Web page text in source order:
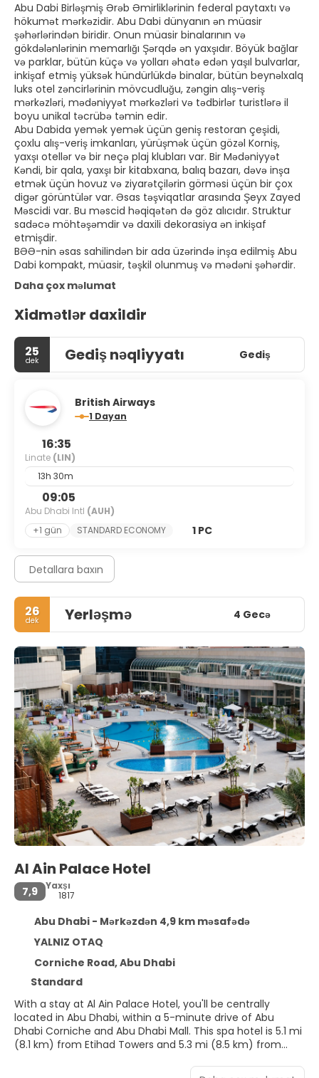
Abu Dabi Birləşmiş Ərəb Əmirliklərinin federal paytaxtı və
hökumət mərkəzidir. Abu Dabi dünyanın ən müasir
şəhərlərindən biridir. Onun müasir binalarının və
gökdələnlərinin memarlığı Şərqdə ən yaxşıdır. Böyük bağlar
və parklar, bütün küçə və yolları əhatə edən yaşıl bulvarlar,
inkişaf etmiş yüksək hündürlükdə binalar, bütün beynəlxalq
luks otel zəncirlərinin mövcudluğu, zəngin alış-veriş
mərkəzləri, mədəniyyət mərkəzləri və tədbirlər turistlərə il
boyu unikal təcrübə təmin edir.
Abu Dabida yemək yemək üçün geniş restoran çeşidi,
çoxlu alış-veriş imkanları, yürüşmək üçün gözəl Korniş,
yaxşı otellər və bir neçə plaj klubları var. Bir Mədəniyyət
Kəndi, bir qala, yaxşı bir kitabxana, balıq bazarı, dəvə inşa
etmək üçün hovuz və ziyarətçilərin görməsi üçün bir çox
digər görüntülər var. Əsas təşviqatlar arasında Şeyx Zayed
Məscidi var. Bu məscid həqiqətən də göz alıcıdır. Struktur
sadəcə möhtəşəmdir və daxili dekorasiya ən inkişaf
etmişdir.
BƏƏ-nin əsas sahilindən bir ada üzərində inşa edilmiş Abu
Dabi kompakt, müasir, təşkil olunmuş və mədəni şəhərdir.
Daha çox məlumat
Xidmətlər daxildir
25
dek Gediş nəqliyyatı Gediş
British Airways
1 Dayan
16:35
Linate (LIN)
13h 30m
09:05
Abu Dhabi Intl (AUH)
+1 gün
STANDARD ECONOMY 1 PC
Detallara baxın
26
dek Yerləşmə 4 Gecə
Al Ain Palace Hotel
7,9
Yaxşı
1817
Abu Dhabi - Mərkəzdən 4,9 km məsafədə
YALNIZ OTAQ
Corniche Road, Abu Dhabi
Standard
With a stay at Al Ain Palace Hotel, you'll be centrally
located in Abu Dhabi, within a 5-minute drive of Abu
Dhabi Corniche and Abu Dhabi Mall. This spa hotel is 5.1 mi
(8.1 km) from Etihad Towers and 5.3 mi (8.5 km) from